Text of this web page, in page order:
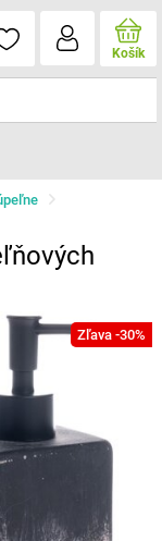
Košík
Zľava -30%